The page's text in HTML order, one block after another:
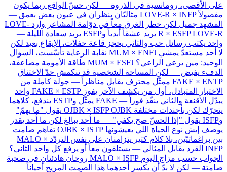
على الأقصى، رومانسية في الذروة — لكن حسّ الواقع ربما يكون
مفصولاً LOVE-R × INFP مثاليّان ينظران في عيون بعض بعمق —
المشهد جميل لكن خطر الغرق معاً في دوّامة المشاعر وارد LOVE-
R × ESFP
LOVE-R يريد عشقاً أبدياً وESFP يريد سعادة الليلة —
واحد يكتب رسائل حب والثاني يحجز قاعة حفلات، الإيقاع بعيد لكن
لا أحد مستعدّ يمشي MUM × ENFJ نقابة الرعاية تأسّست، السؤال
الوحيد: مين يرعى الراعي؟ MUM × ESFJ طاقة الأمومة مضاعفة،
الدفء يفيض — لكن المساحة الشخصية قد تنكمش حدّ الاختناق
FAKE × ENTP ممثّل محترف يقابل مناظراً — جولة كاملة من
الاختبار المتبادل، أول من يكشف الآخر يفوز FAKE × ESTP واحد
يبدّل الأقنعة والثاني ينفّذ فوراً — FAKE يمثّل وESTP يندفع، كلاهما
يتحرّك لكن بأجندات مختلفة
OJBK × ISFP OJBK يقول "ما يهمّ"
وISFP يقول "إذا الحسّ صح يكفي" — ما أحد يبالغ لكن ما أحد يقدر
يوصف إيش نوع الحياة اللي يعيشونها OJBK × ISTP تفاهم صامت
بين براغماتيّين، بلا كلام كثير يتزامنان على نفس التردّد MALO ×
INFP القرد يقابل المثالي — يستلقون معاً أو يرفع كل واحد الثاني؟
الجواب حسب مزاج اليوم MALO × ISFP روحان هادئتان في صحبة
صامتة — لكن لا بدّ أن يكسر أحدهما هذا الصمت المريح أحياناً